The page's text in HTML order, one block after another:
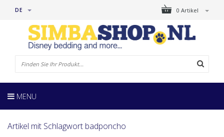
0 Artikel
DE
MENU
Artikel mit Schlagwort badponcho